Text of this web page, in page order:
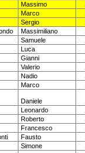
Massimo
Marco
Sergio
Massimiliano
Samuele
Luca
Gianni
Valerio
Nadio
Marco
Daniele
Leonardo
Roberto
Francesco
Fausto
Simone